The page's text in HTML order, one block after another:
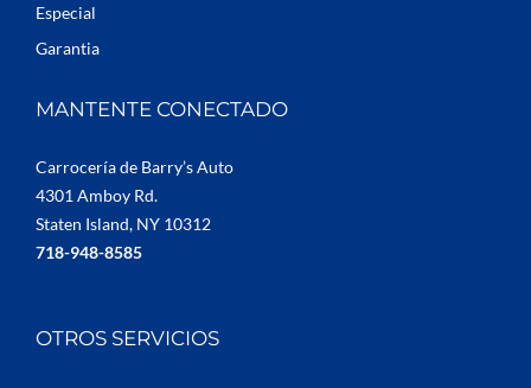
Especial
Garantia
MANTENTE CONECTADO
Carrocería de Barry’s Auto
4301 Amboy Rd.
Staten Island, NY 10312
718-948-8585
OTROS SERVICIOS